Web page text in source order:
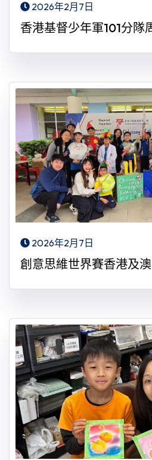
2026年2月7日
香港基督少年軍101分隊
2026年2月7日
創意思維世界賽香港及